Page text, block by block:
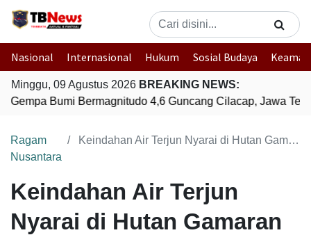
Nasional Internasional Hukum Sosial Budaya
Minggu, 09 Agustus 2026 BREAKING NEWS:
Gempa Bumi Bermagnitudo 4,6 Guncang Cilacap, Jawa
Ragam
Nusantara
Keindahan Air Terjun Nyarai di Hutan Gamaran Sebagai Bagian Dari Cagar Alam Nasional
Keindahan Air Terjun
Nyarai di Hutan Gamaran